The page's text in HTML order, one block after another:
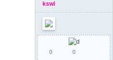
kswl
0 0